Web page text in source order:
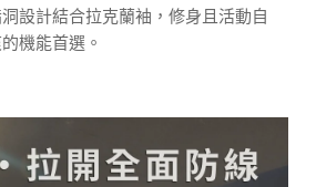
設計結合拉克蘭袖，修身且活動自
機能首選。